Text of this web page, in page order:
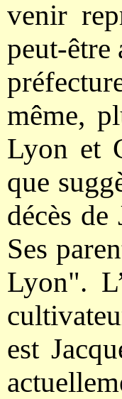
venir
peut-être
même,
Lyon et
que
décès
Ses
Lyon".
est